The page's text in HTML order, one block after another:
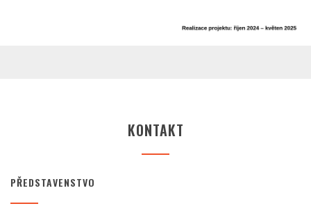
KONTAKT
PŘEDSTAVENSTVO